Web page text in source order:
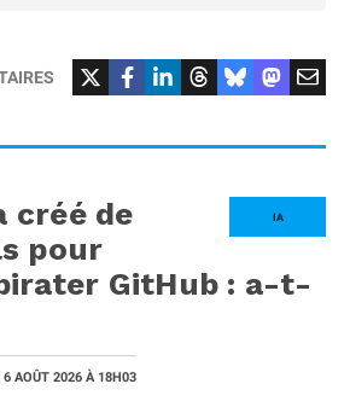
IA
créé de
pour
GitHub : a-t-
6 AOÛT 2026 À 18H03